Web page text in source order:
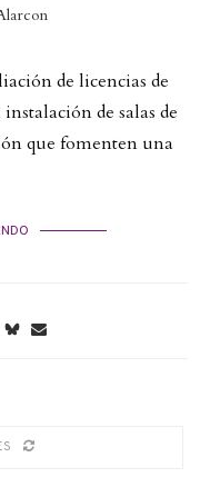
de licencias de
de salas de
que fomenten una